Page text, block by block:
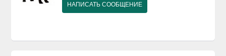
НАПИСАТЬ СООБЩЕНИЕ